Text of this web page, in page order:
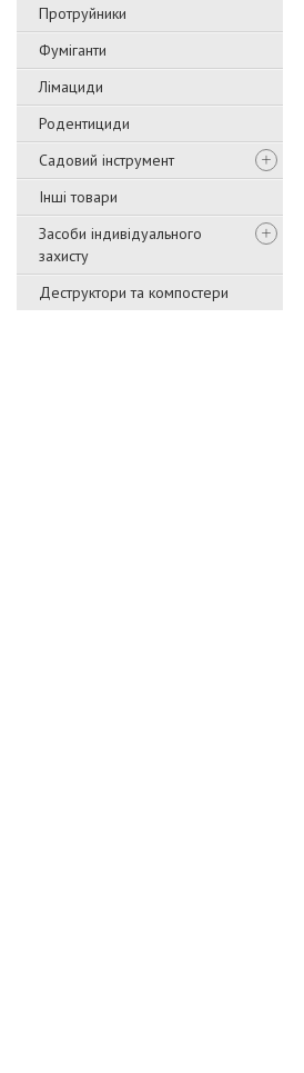
Протруйники
Фуміганти
Лімациди
Родентициди
Садовий інструмент
Інші товари
Засоби індивідуального
захисту
Деструктори та компостери